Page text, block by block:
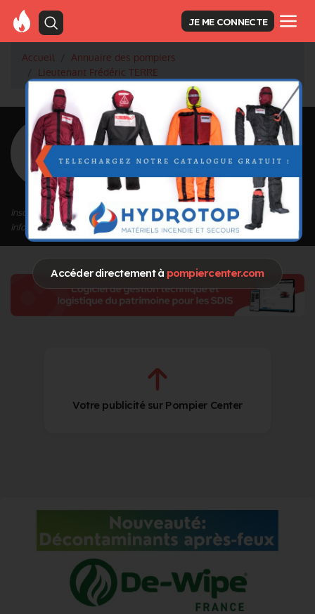
Accéder directement à pompiercenter.com
JE ME CONNECTE
Accueil
Annuaire des pompiers
Lieutenant Frédéric TERRE
<Retour à la liste des pompiers
Frédéric TERRE
Grade : Lieutenant
Inscrit depuis le 22/09/2020 à 14:50
Informations mises à jour le 12/11/2020 à 15:24
Votre publicité sur Pompier Center